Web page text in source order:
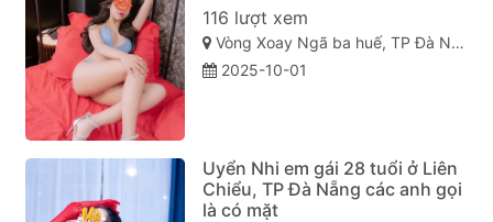
116 lượt xem
Vòng Xoay Ngã ba huế, TP Đà Nẵng
2025-10-01
Uyển Nhi em gái 28 tuổi ở Liên
Chiểu, TP Đà Nẵng các anh gọi
là có mặt